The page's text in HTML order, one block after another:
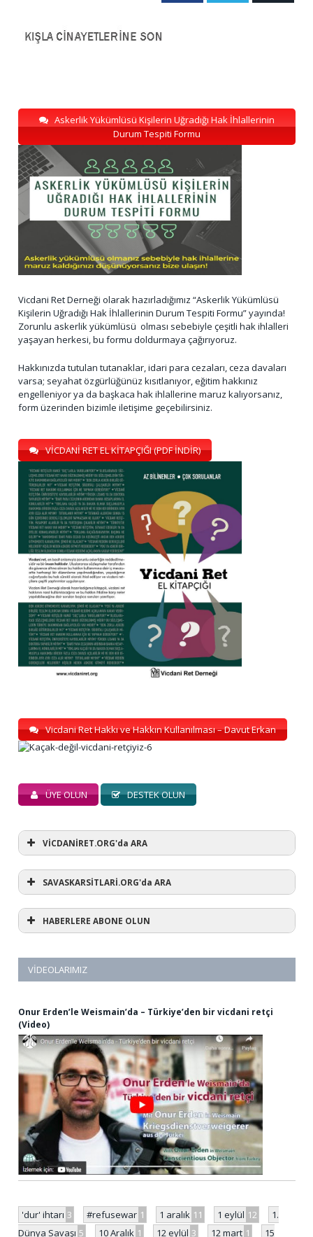
Askerlik Yükümlüsü Kişilerin Uğradığı Hak İhlallerinin
Durum Tespiti Formu
Vicdani Ret Derneği olarak hazırladığımız “Askerlik Yükümlüsü
Kişilerin Uğradığı Hak İhlallerinin Durum Tespiti Formu” yayında!
Zorunlu askerlik yükümlüsü olması sebebiyle çeşitli hak ihlalleri
yaşayan herkesi, bu formu doldurmaya çağırıyoruz.
Hakkınızda tutulan tutanaklar, idari para cezaları, ceza davaları
varsa; seyahat özgürlüğünüz kısıtlanıyor, eğitim hakkınız
engelleniyor ya da başkaca hak ihlallerine maruz kalıyorsanız,
form üzerinden bizimle iletişime geçebilirsiniz.
VİCDANİ RET EL KİTAPÇIĞI (PDF İNDİR)
Vicdani Ret Hakkı ve Hakkın Kullanılması – Davut Erkan
ÜYE OLUN DESTEK OLUN
VİCDANİRET.ORG'da ARA
SAVASKARSİTLARİ.ORG'da ARA
HABERLERE ABONE OLUN
VIDEOLARIMIZ
Onur Erden’le Weismain’da – Türkiye’den bir vicdani retçi
(Video)
'dur' ihtarı 3 #refusewar 1 1 aralık 11 1 eylül 12
1.
Dünya Savaşı 5 10 Aralık 1 12 eylül 3 12 mart 1 15